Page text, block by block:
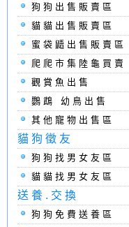
狗狗出售販賣區
貓貓出售販賣區
蜜袋鼯出售販賣區
爬爬市集陸龜買賣
觀賞魚出售
鸚鵡 幼鳥出售
其他寵物出售區
貓狗徵友
狗狗找男女友區
貓貓找男女友區
送養.交換
狗狗免費送養區